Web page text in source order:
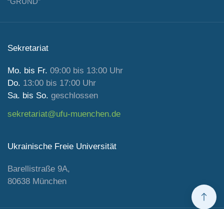
Sekretariat
Mo. bis Fr. 09:00 bis 13:00 Uhr
Do. 13:00 bis 17:00 Uhr
Sa. bis So. geschlossen
sekretariat@ufu-muenchen.de
Ukrainische Freie Universität
Barellistraße 9A,
80638 München